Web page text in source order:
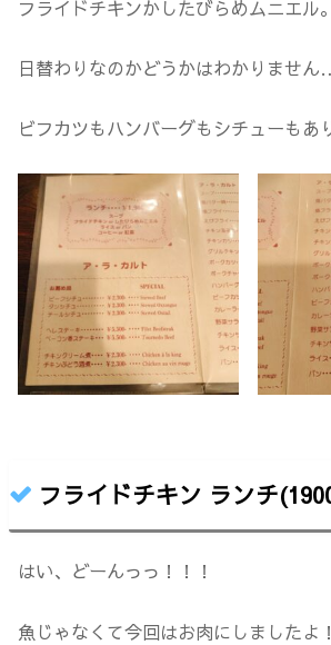
フライドチキンかしたびらめムニエル。
日替わりなのかどうかはわかりません
ビフカツもハンバーグもシチューも
フライドチキン ランチ
はい、どーんっっ！！！
魚じゃなくて今回はお肉にしましたよ！